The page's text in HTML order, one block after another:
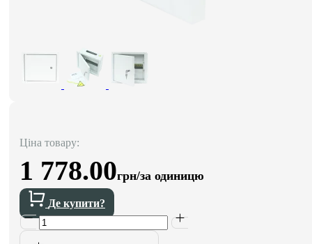
Ціна товару:
1 778.00грн/за одиницю
Де купити?